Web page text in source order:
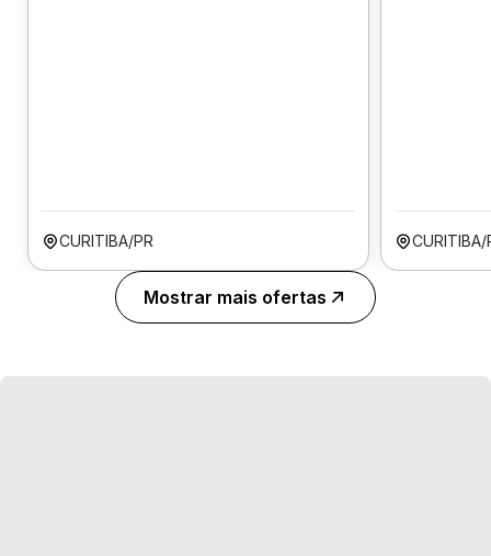
CURITIBA/PR CURITIBA/
Mostrar mais ofertas